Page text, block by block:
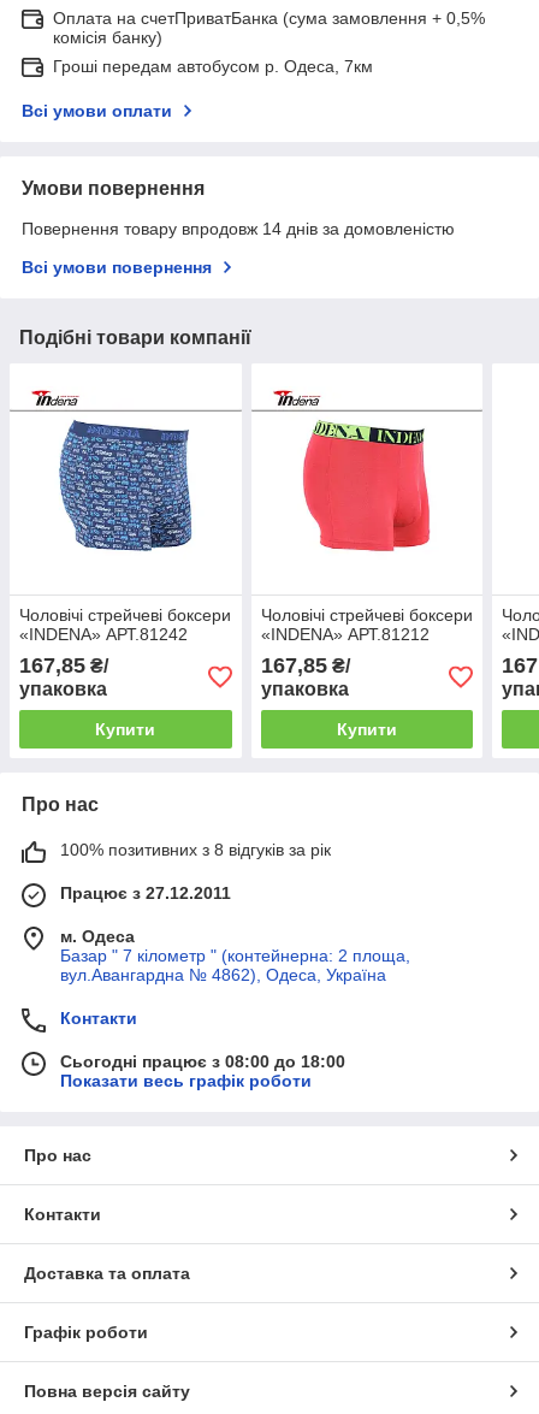
Оплата на счетПриватБанка (сума замовлення + 0,5%
комісія банку)
Гроші передам автобусом р. Одеса, 7км
Всі умови оплати
Умови повернення
Повернення товару впродовж 14 днів за домовленістю
Всі умови повернення
Подібні товари компанії
Чоловічі стрейчеві боксери
«INDENA» АРТ.81242
167,85 ₴/
упаковка
Купити
Чоловічі стрейчеві боксери
«INDENA» АРТ.81212
167,85₴/
упаковка
Купити
Про нас
100% позитивних з 8 відгуків за рік
Працює з 27.12.2011
м. Одеса
Базар " 7 кілометр " (контейнерна: 2 площа,
вул.Авангардна № 4862), Одеса, Україна
Контакти
Сьогодні працює з 08:00 до 18:00
Показати весь графік роботи
Про нас
Контакти
Доставка та оплата
Графік роботи
Повна версія сайту